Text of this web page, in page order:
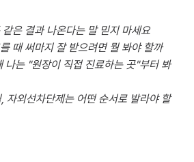
은 결과 나온다는 말 믿지 마세요
때 써마지 잘 받으려면 뭘 봐야 할까
나는 "원장이 직접 진료하는 곳"부터 봐
자외선차단제는 어떤 순서로 발라야 할